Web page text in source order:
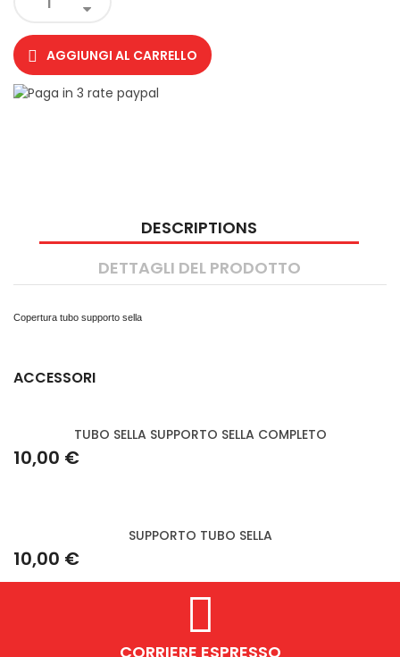
AGGIUNGI AL CARRELLO
DESCRIPTIONS
DETTAGLI DEL PRODOTTO
Copertura tubo supporto sella
ACCESSORI
TUBO SELLA SUPPORTO SELLA COMPLETO
10,00 €
SUPPORTO TUBO SELLA
10,00 €
CORRIERE ESPRESSO